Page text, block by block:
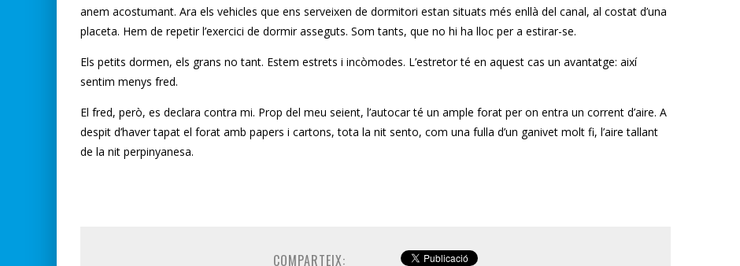
anem acostumant. Ara els vehicles que ens serveixen de dormitori estan situats més enllà del canal, al costat d’una
placeta. Hem de repetir l’exercici de dormir asseguts. Som tants, que no hi ha lloc per a estirar-se.
Els petits dormen, els grans no tant. Estem estrets i incòmodes. L’estretor té en aquest cas un avantatge: així
sentim menys fred.
El fred, però, es declara contra mi. Prop del meu seient, l’autocar té un ample forat per on entra un corrent d’aire. A
despit d’haver tapat el forat amb papers i cartons, tota la nit sento, com una fulla d’un ganivet molt fi, l’aire tallant
de la nit perpinyanesa.
COMPARTEIX: